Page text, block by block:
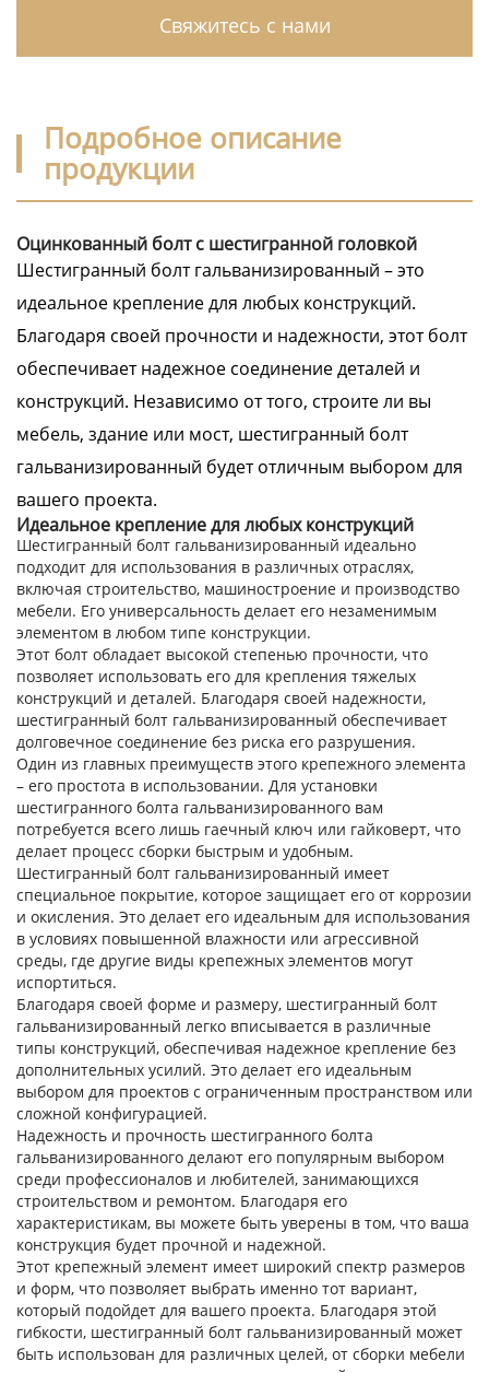
Свяжитесь с нами
Подробное описание
продукции
Оцинкованный болт с шестигранной головкой
Шестигранный болт гальванизированный – это
идеальное крепление для любых конструкций.
Благодаря своей прочности и надежности, этот болт
обеспечивает надежное соединение деталей и
конструкций. Независимо от того, строите ли вы
мебель, здание или мост, шестигранный болт
гальванизированный будет отличным выбором для
вашего проекта.
Идеальное крепление для любых конструкций
Шестигранный болт гальванизированный идеально
подходит для использования в различных отраслях,
включая строительство, машиностроение и производство
мебели. Его универсальность делает его незаменимым
элементом в любом типе конструкции.
Этот болт обладает высокой степенью прочности, что
позволяет использовать его для крепления тяжелых
конструкций и деталей. Благодаря своей надежности,
шестигранный болт гальванизированный обеспечивает
долговечное соединение без риска его разрушения.
Один из главных преимуществ этого крепежного элемента
– его простота в использовании. Для установки
шестигранного болта гальванизированного вам
потребуется всего лишь гаечный ключ или гайковерт, что
делает процесс сборки быстрым и удобным.
Шестигранный болт гальванизированный имеет
специальное покрытие, которое защищает его от коррозии
и окисления. Это делает его идеальным для использования
в условиях повышенной влажности или агрессивной
среды, где другие виды крепежных элементов могут
испортиться.
Благодаря своей форме и размеру, шестигранный болт
гальванизированный легко вписывается в различные
типы конструкций, обеспечивая надежное крепление без
дополнительных усилий. Это делает его идеальным
выбором для проектов с ограниченным пространством или
сложной конфигурацией.
Надежность и прочность шестигранного болта
гальванизированного делают его популярным выбором
среди профессионалов и любителей, занимающихся
строительством и ремонтом. Благодаря его
характеристикам, вы можете быть уверены в том, что ваша
конструкция будет прочной и надежной.
Этот крепежный элемент имеет широкий спектр размеров
и форм, что позволяет выбрать именно тот вариант,
который подойдет для вашего проекта. Благодаря этой
гибкости, шестигранный болт гальванизированный может
быть использован для различных целей, от сборки мебели